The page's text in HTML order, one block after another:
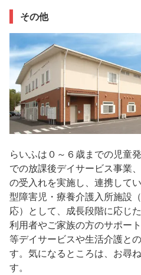
その他
らいふは０～６歳までの児童
での放課後デイサービス事業
の受入れを実施し、連携して
型障害児・療養介護入所施設
応）として、成長段階に応じ
利用者やご家族の方のサポー
等デイサービスや生活介護と
す。気になるところは、お尋
す。